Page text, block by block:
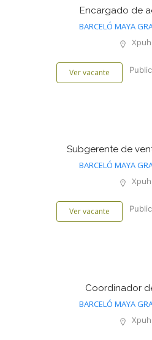
Encargado de
BARCELÓ MAYA
Ver vacante
Subgerente de
BARCELÓ MAYA
Ver vacante
Coordinador
BARCELÓ MAYA